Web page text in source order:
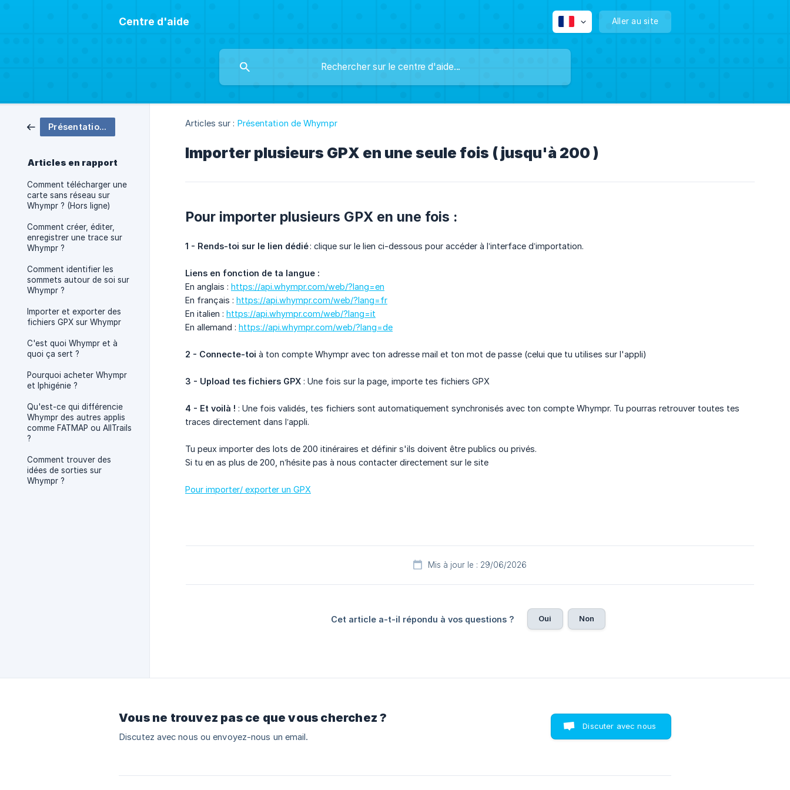
Centre d'aide Aller au site
Présentation de Whympr
Articles en rapport
Comment télécharger une
carte sans réseau sur
Whympr ? (Hors ligne)
Comment créer, éditer,
enregistrer une trace sur
Whympr ?
Comment identifier les
sommets autour de soi sur
Whympr ?
Importer et exporter des
fichiers GPX sur Whympr
C'est quoi Whympr et à
quoi ça sert ?
Pourquoi acheter Whympr
et Iphigénie ?
Qu'est-ce qui différencie
Whympr des autres applis
comme FATMAP ou AllTrails
?
Comment trouver des
idées de sorties sur
Whympr ?
Articles sur : Présentation de Whympr
Importer plusieurs GPX en une seule fois ( jusqu'à 200 )
Pour importer plusieurs GPX en une fois :
1 - Rends-toi sur le lien dédié: clique sur le lien ci-dessous pour accéder à l’interface d’importation.
Liens en fonction de ta langue :
En anglais : https://api.whympr.com/web/?lang=en
En français : https://api.whympr.com/web/?lang=fr
En italien : https://api.whympr.com/web/?lang=it
En allemand : https://api.whympr.com/web/?lang=de
2 - Connecte-toi à ton compte Whympr avec ton adresse mail et ton mot de passe (celui que tu utilises sur l'appli)
3 - Upload tes fichiers GPX : Une fois sur la page, importe tes fichiers GPX
4 - Et voilà ! : Une fois validés, tes fichiers sont automatiquement synchronisés avec ton compte Whympr. Tu pourras retrouver toutes tes
traces directement dans l’appli.
Tu peux importer des lots de 200 itinéraires et définir s'ils doivent être publics ou privés.
Si tu en as plus de 200, n’hésite pas à nous contacter directement sur le site
Pour importer/ exporter un GPX
Mis à jour le : 29/06/2026
Cet article a-t-il répondu à vos questions ? Oui Non
Vous ne trouvez pas ce que vous cherchez ?
Discutez avec nous ou envoyez-nous un email.
Discuter avec nous